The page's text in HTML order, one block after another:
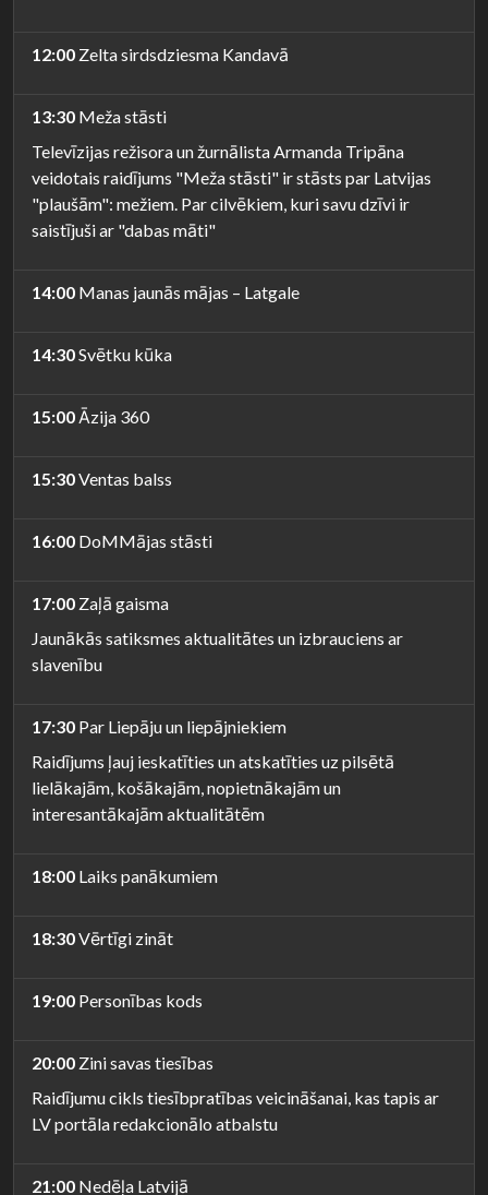
12:00 Zelta sirdsdziesma Kandavā
13:30 Meža stāsti
Televīzijas režisora un žurnālista Armanda Tripāna
veidotais raidījums "Meža stāsti" ir stāsts par Latvijas
"plaušām": mežiem. Par cilvēkiem, kuri savu dzīvi ir
saistījuši ar "dabas māti"
14:00 Manas jaunās mājas – Latgale
14:30Svētku kūka
15:00 Āzija 360
15:30Ventas balss
16:00 DoMMājas stāsti
17:00 Zaļā gaisma
Jaunākās satiksmes aktualitātes un izbrauciens ar
slavenību
17:30 Par Liepāju un liepājniekiem
Raidījums ļauj ieskatīties un atskatīties uz pilsētā
lielākajām, košākajām, nopietnākajām un
interesantākajām aktualitātēm
18:00 Laiks panākumiem
18:30Vērtīgi zināt
19:00 Personības kods
20:00 Zini savas tiesības
Raidījumu cikls tiesībpratības veicināšanai, kas tapis ar
LV portāla redakcionālo atbalstu
21:00 Nedēļa Latvijā